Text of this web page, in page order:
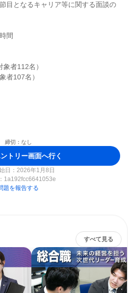
目となるキャリア等に関する面談の
間
者112名）
者107名）
締切：なし
トリー画面へ行く
日：2026年1月8日
1a192fcc6641053e
題を報告する
すべて見る